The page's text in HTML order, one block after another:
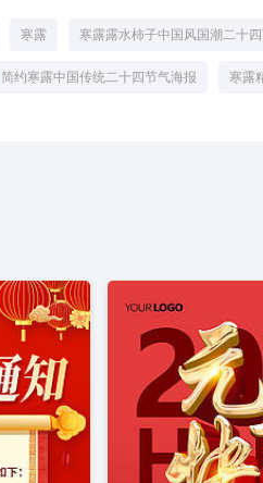
寒露 寒露露水柿子中国风国潮二十
简约寒露中国传统二十四节气海报 寒露